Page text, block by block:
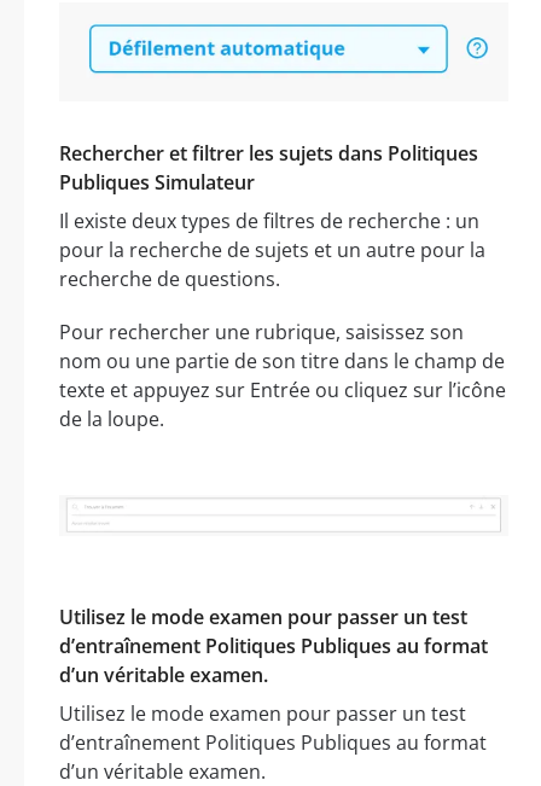
Rechercher et filtrer les sujets dans Politiques
Publiques Simulateur
Il existe deux types de filtres de recherche : un
pour la recherche de sujets et un autre pour la
recherche de questions.
Pour rechercher une rubrique, saisissez son
nom ou une partie de son titre dans le champ de
texte et appuyez sur Entrée ou cliquez sur l’icône
de la loupe.
Utilisez le mode examen pour passer un test
d’entraînement Politiques Publiques au format
d’un véritable examen.
Utilisez le mode examen pour passer un test
d’entraînement Politiques Publiques au format
d’un véritable examen.